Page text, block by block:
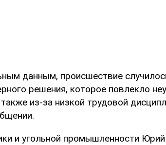
данным, происшествие
решения, которое повлекло
из-за низкой трудовой
и угольной промышленности